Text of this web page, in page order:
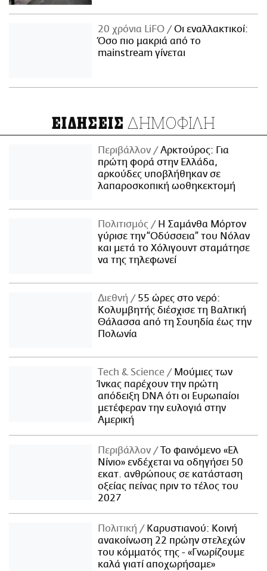
20 χρόνια LiFO
Οι εναλλακτικοί:
Όσο πιο μακριά από το
mainstream γίνεται
ΕΙΔΗΣΕΙΣ ΔΗΜΟΦΙΛΗ
Περιβάλλον
Αρκτούρος: Για
πρώτη φορά στην Ελλάδα,
αρκούδες υποβλήθηκαν σε
λαπαροσκοπική ωοθηκεκτομή
Πολιτισμός
Η Σαμάνθα Μόρτον
γύρισε την “Οδύσσεια” του Νόλαν
και μετά το Χόλιγουντ σταμάτησε
να της τηλεφωνεί
Διεθνή
55 ώρες στο νερό:
Κολυμβητής διέσχισε τη Βαλτική
Θάλασσα από τη Σουηδία έως την
Πολωνία
Τech & Science
Μούμιες των
Ίνκας παρέχουν την πρώτη
απόδειξη DNA ότι οι Ευρωπαίοι
μετέφεραν την ευλογιά στην
Αμερική
Περιβάλλον
Το φαινόμενο «Ελ
Νίνιο» ενδέχεται να οδηγήσει 50
εκατ. ανθρώπους σε κατάσταση
οξείας πείνας πριν το τέλος του
2027
Πολιτική
Καρυστιανού: Κοινή
ανακοίνωση 22 πρώην στελεχών
του κόμματός της - «Γνωρίζουμε
καλά γιατί αποχωρήσαμε»